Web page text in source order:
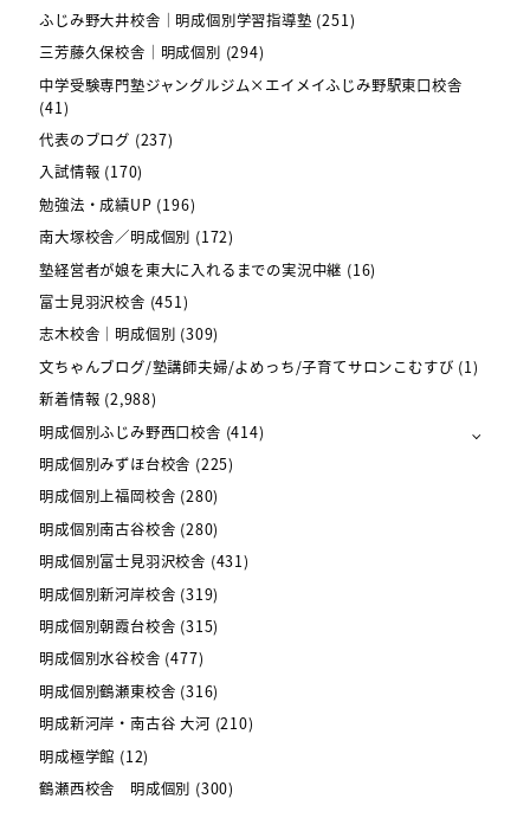
ふじみ野大井校舎｜明成個別学習指導塾 (251)
三芳藤久保校舎｜明成個別 (294)
中学受験専門塾ジャングルジム×エイメイふじみ野駅東口校舎
(41)
代表のブログ (237)
入試情報 (170)
勉強法・成績UP (196)
南大塚校舎／明成個別 (172)
塾経営者が娘を東大に入れるまでの実況中継 (16)
富士見羽沢校舎 (451)
志木校舎｜明成個別 (309)
文ちゃんブログ/塾講師夫婦/よめっち/子育てサロンこむすび (1)
新着情報 (2,988)
明成個別ふじみ野西口校舎 (414)
明成個別みずほ台校舎 (225)
明成個別上福岡校舎 (280)
明成個別南古谷校舎 (280)
明成個別富士見羽沢校舎 (431)
明成個別新河岸校舎 (319)
明成個別朝霞台校舎 (315)
明成個別水谷校舎 (477)
明成個別鶴瀬東校舎 (316)
明成新河岸・南古谷 大河 (210)
明成極学館 (12)
鶴瀬西校舎 明成個別 (300)